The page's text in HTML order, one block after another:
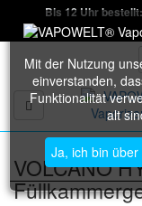
Bis 12 Uhr
Toggle navigation
Mit der Nutzung
einverstanden,
Funktionalität
alt
Ja, ich bin über
VOLCANO